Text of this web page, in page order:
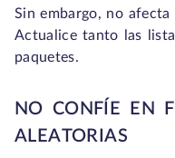
Sin embargo, no afecta
Actualice tanto las
paquetes.
NO CONFÍE EN
ALEATORIAS